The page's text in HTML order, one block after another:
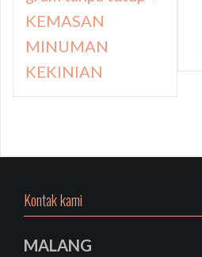
KEMASAN
MINUMAN
KEKINIAN
Kontak kami
MALANG